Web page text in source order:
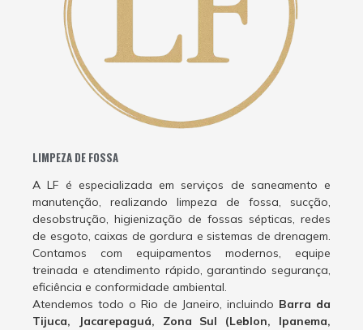
LIMPEZA DE FOSSA
A LF é especializada em serviços de saneamento e
manutenção, realizando limpeza de fossa, sucção,
desobstrução, higienização de fossas sépticas, redes
de esgoto, caixas de gordura e sistemas de drenagem.
Contamos com equipamentos modernos, equipe
treinada e atendimento rápido, garantindo segurança,
eficiência e conformidade ambiental.
Atendemos todo o Rio de Janeiro, incluindo Barra da
Tijuca, Jacarepaguá, Zona Sul (Leblon, Ipanema,